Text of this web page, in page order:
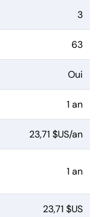
3
63
Oui
1 an
23,71 $US/an
1 an
23,71 $US